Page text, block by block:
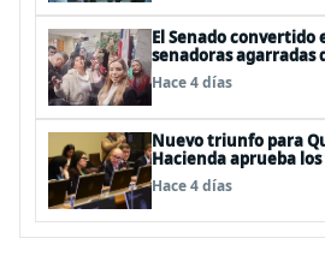
El Senado
senadoras agarradas
Hace 4 días
Nuevo triunfo para
Hacienda aprueba
Megarreforma
Hace 4 días